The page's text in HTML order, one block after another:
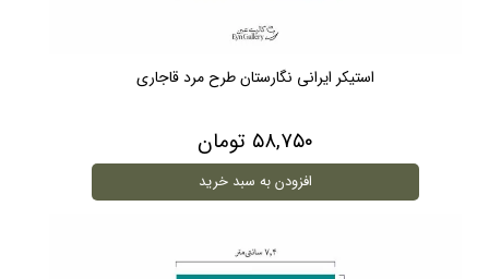
استیکر ایرانی نگارستان طرح مرد قاجاری
۵۸,۷۵۰ تومان
افزودن به سبد خرید